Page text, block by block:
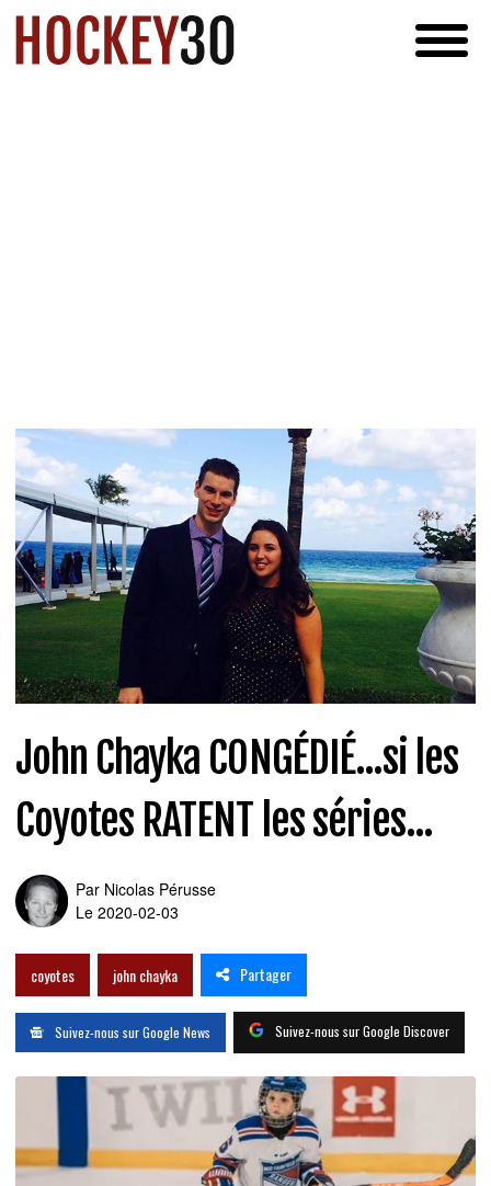
John Chayka CONGÉDIÉ...si les
Coyotes RATENT les séries...
Par Nicolas Pérusse
Le 2020-02-03
coyotes john chayka Partager
Suivez-nous sur Google News Suivez-nous sur Google Discover